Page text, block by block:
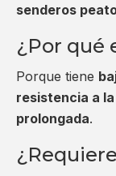
senderos
¿Por qué
Porque tiene
resistencia a
prolongada.